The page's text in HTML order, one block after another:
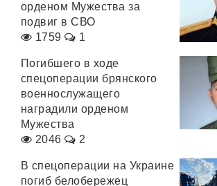
орденом Мужества за
подвиг в СВО
1759
1
Погибшего в ходе
спецоперации брянского
военнослужащего
наградили орденом
Мужества
2046
2
В спецоперации на Украине
погиб белобережец